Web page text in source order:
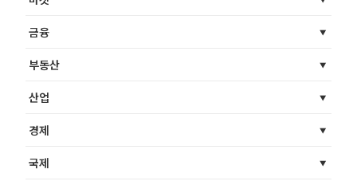
금융
부동산
산업
경제
국제